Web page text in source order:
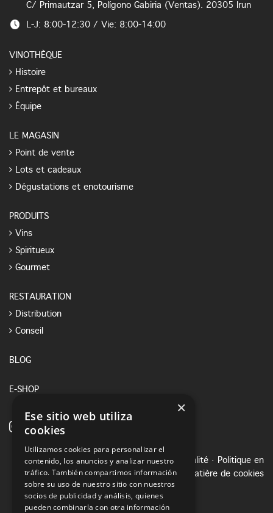
C/ Primautzar 5, Polígono Gabiria (Ventas). 20305 Irun
L-J: 8:00-12:30 / Vie: 8:00-14:00
VINOTHÈQUE
Histoire
Entrepôt et bureaux
Équipe
LE MAGASIN
Point de vente
Lots et cadeaux
Dégustations et enotourisme
PRODUITS
Vins
Spiritueux
Gourmet
RESTAURATION
Distribution
Conseil
BLOG
E-SHOP
Avis juridique·Politique de confidentialité ·
Politique en
matière de cookies
×
Ese sitio web utiliza
cookies
Utilizamos cookies para personalizar el
contenido, los anuncios y analizar nuestro
tráfico. También compartimos información
sobre su uso de nuestro sitio con nuestros
socios de publicidad y análisis, quienes
pueden combinarla con otra información